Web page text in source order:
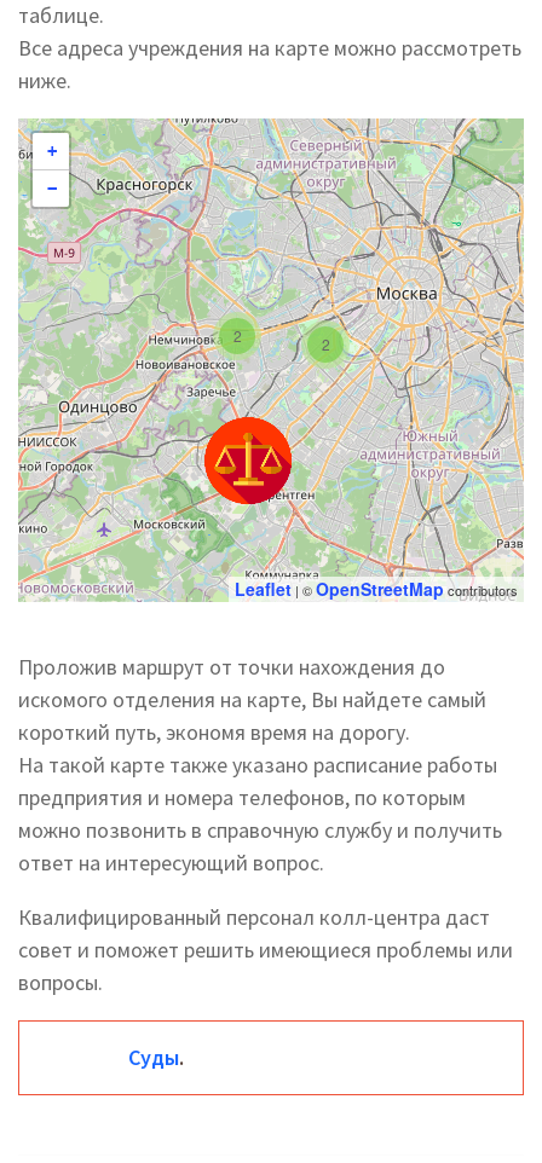
таблице.
Все адреса учреждения на карте можно рассмотреть
ниже.
2 2
+
−
Leaflet | ©OpenStreetMap contributors
Проложив маршрут от точки нахождения до
искомого отделения на карте, Вы найдете самый
короткий путь, экономя время на дорогу.
На такой карте также указано расписание работы
предприятия и номера телефонов, по которым
можно позвонить в справочную службу и получить
ответ на интересующий вопрос.
Квалифицированный персонал колл-центра даст
совет и поможет решить имеющиеся проблемы или
вопросы.
Суды.